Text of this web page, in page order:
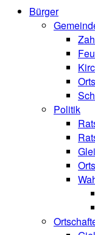
Bürger
Politik